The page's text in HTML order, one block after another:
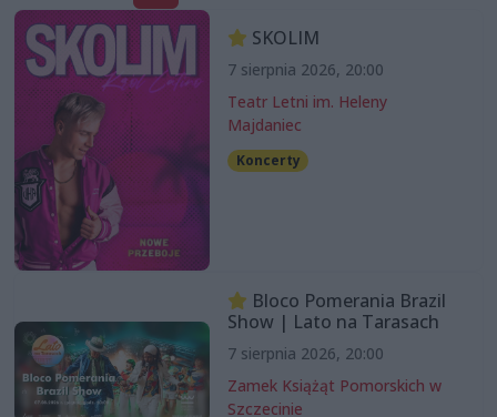
SKOLIM
7 sierpnia 2026, 20:00
Teatr Letni im. Heleny
Majdaniec
Koncerty
Bloco Pomerania Brazil
Show | Lato na Tarasach
7 sierpnia 2026, 20:00
Zamek Książąt Pomorskich w
Szczecinie